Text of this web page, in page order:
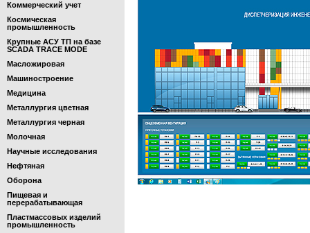
Коммерческий учет
Космическая
промышленность
Крупные АСУ ТП на базе
SCADA TRACE MODE
Масложировая
Машиностроение
Медицина
Металлургия цветная
Металлургия черная
Молочная
Научные исследования
Нефтяная
Оборона
Пищевая и
перерабатывающая
Пластмассовых изделий
промышленность